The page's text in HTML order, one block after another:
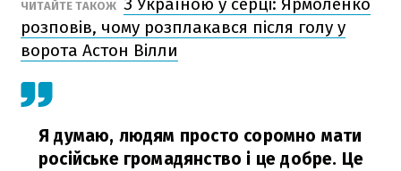
ЧИТАЙТЕ ТАКОЖ
розповів, чому розплакався після голу у
ворота Астон Вілли
Я думаю, людям просто соромно мати
російське громадянство і це добре. Це